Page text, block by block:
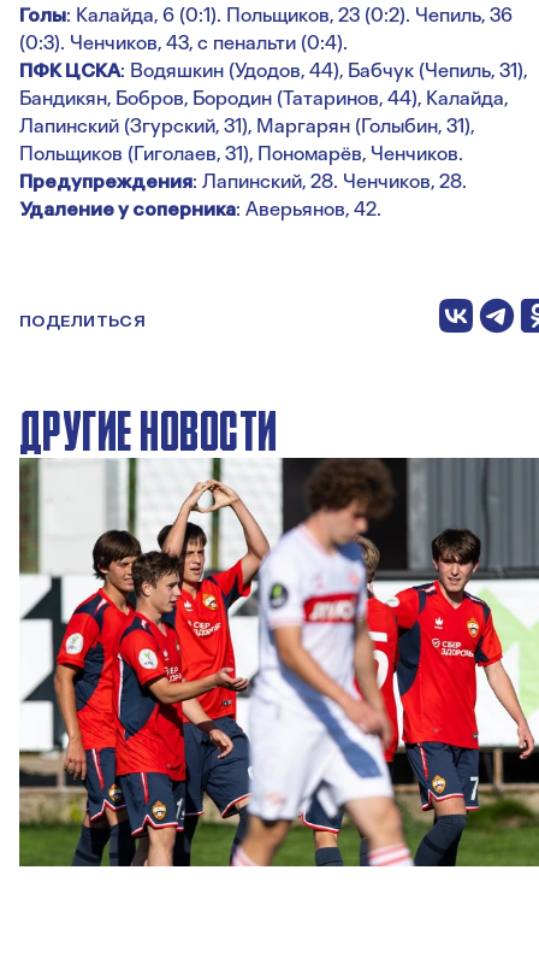
Голы: Калайда, 6 (0:1). Польщиков, 23 (0:2). Чепиль, 36
(0:3). Ченчиков, 43, с пенальти (0:4).
ПФК ЦСКА: Водяшкин (Удодов, 44), Бабчук (Чепиль, 31),
Бандикян, Бобров, Бородин (Татаринов, 44), Калайда,
Лапинский (Згурский, 31), Маргарян (Голыбин, 31),
Польщиков (Гиголаев, 31), Пономарёв, Ченчиков.
Предупреждения: Лапинский, 28. Ченчиков, 28.
Удаление у соперника: Аверьянов, 42.
ПОДЕЛИТЬСЯ
ДРУГИЕ НОВОСТИ
ЮФЛ: Московское дерби на «Октябре»
3 АВГУСТА 2026 14:15